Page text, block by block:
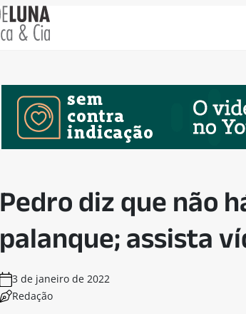
Pedro diz que não
palanque; assista
3 de janeiro de 2022
Redação